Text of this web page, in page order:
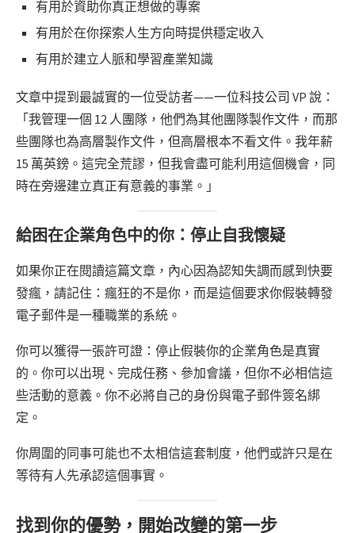
有用於資助你真正想做的專案
有用於在你探索人生方向時提供穩定收入
有用於建立人脈和學習產業知識
文章中提到最誠實的一位受訪者——一位科技公司 VP 說：
「我管理一個 12 人團隊，他們為其他團隊製作文件，而那
些團隊也為高層製作文件，但高層根本不看文件。我年薪
15 萬英鎊。這完全荒謬，但我會盡可能利用這個機會，同
時在旁邊建立真正有意義的事業。」
給困在企業角色中的你：停止自我懷疑
如果你正在閱讀這篇文章，內心因為認知失調而感到快要
發瘋，請記住：瘋狂的不是你，而是這個要求你假裝轉發
電子郵件是一種職業的系統。
你可以獲得一張許可證：停止假裝你的企業角色是真實
的。你可以出現、完成任務、參加會議，但你不必相信這
些活動的意義。你不必將自己的身份與電子郵件簽名綁
定。
你周圍的同事可能也不太相信這套制度，他們或許只是在
等待有人先承認這個事實。
找到你的優勢，開始改變的第一步